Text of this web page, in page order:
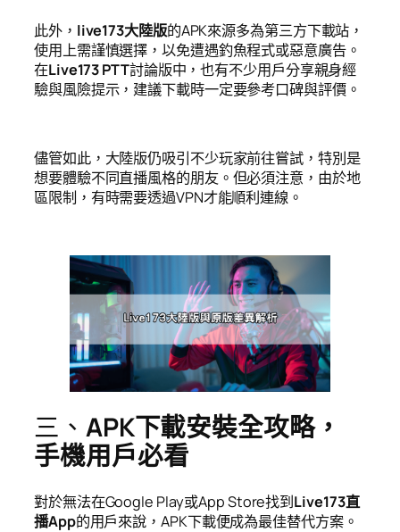
此外， live173大陸版的APK來源多為第三方下載站，
使用上需謹慎選擇，以免遭遇釣魚程式或惡意廣告。
在Live173 PTT討論版中，也有不少用戶分享親身經
驗與風險提示，建議下載時一定要參考口碑與評價。
儘管如此，大陸版仍吸引不少玩家前往嘗試，特別是
想要體驗不同直播風格的朋友。但必須注意，由於地
區限制，有時需要透過VPN才能順利連線。
三、 APK下載安裝全攻略，
手機用戶必看
對於無法在Google Play或App Store找到Live173直
播App的用戶來說，APK下載便成為最佳替代方案。